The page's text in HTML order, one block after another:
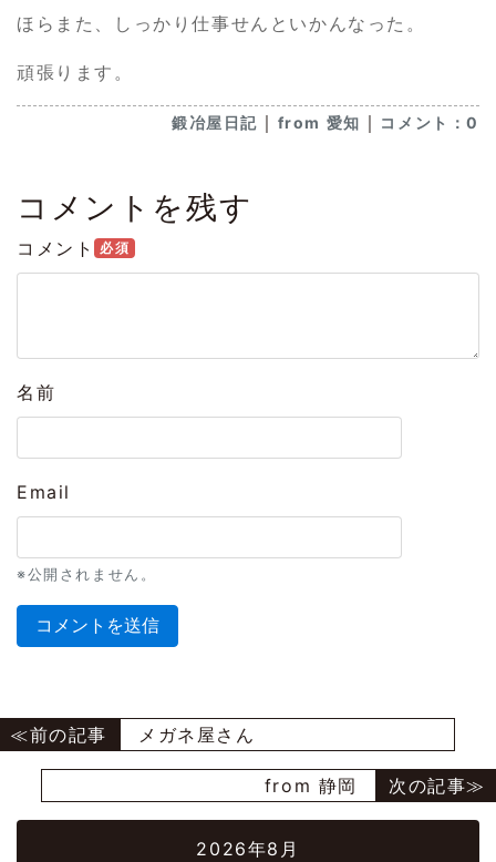
ほらまた、しっかり仕事せんといかんなった。
頑張ります。
鍛冶屋日記 ｜ from 愛知 ｜ コメント：0
コメントを残す
コメント 必須
名前
Email
※公開されません。
メガネ屋さん
from 静岡
2026年8月